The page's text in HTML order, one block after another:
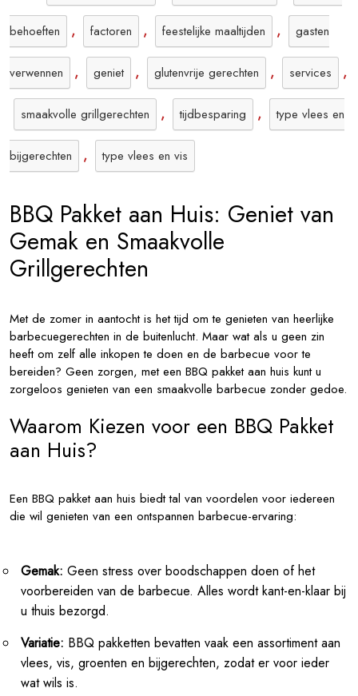
behoeften , factoren , feestelijke maaltijden , gasten
verwennen , geniet , glutenvrije gerechten , services ,
smaakvolle grillgerechten , tijdbesparing , type vlees en
bijgerechten , type vlees en vis
BBQ Pakket aan Huis: Geniet van
Gemak en Smaakvolle
Grillgerechten
Met de zomer in aantocht is het tijd om te genieten van heerlijke
barbecuegerechten in de buitenlucht. Maar wat als u geen zin
heeft om zelf alle inkopen te doen en de barbecue voor te
bereiden? Geen zorgen, met een BBQ pakket aan huis kunt u
zorgeloos genieten van een smaakvolle barbecue zonder gedoe.
Waarom Kiezen voor een BBQ Pakket
aan Huis?
Een BBQ pakket aan huis biedt tal van voordelen voor iedereen
die wil genieten van een ontspannen barbecue-ervaring:
Gemak: Geen stress over boodschappen doen of het
voorbereiden van de barbecue. Alles wordt kant-en-klaar bij
u thuis bezorgd.
Variatie: BBQ pakketten bevatten vaak een assortiment aan
vlees, vis, groenten en bijgerechten, zodat er voor ieder
wat wils is.